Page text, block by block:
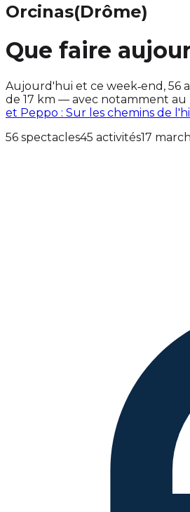
Orcinas(Drôme)
Que faire
Aujourd'hui et ce week‑end, 56
de 17 km — avec notamment au
et Peppo : Sur les chemins de
56 spectacles45 activités17